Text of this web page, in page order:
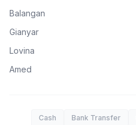
Balangan
Gianyar
Lovina
Amed
Cash Bank Transfer